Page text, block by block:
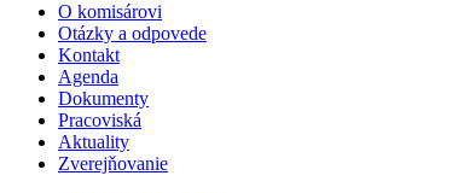
O komisárovi
Otázky a odpovede
Kontakt
Agenda
Dokumenty
Pracoviská
Aktuality
Zverejňovanie